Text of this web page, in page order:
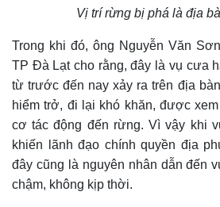
Vị trí rừng bị phá là địa
Trong khi đó, ông Nguyễn Văn
TP Đà Lạt cho rằng, đây là vụ cưa
từ trước đến nay xảy ra trên địa
hiểm trở, đi lại khó khăn, được
cơ tác động đến rừng. Vì vậy khi
khiến lãnh đạo chính quyền địa
đây cũng là nguyên nhân dẫn đến
chậm, không kịp thời.